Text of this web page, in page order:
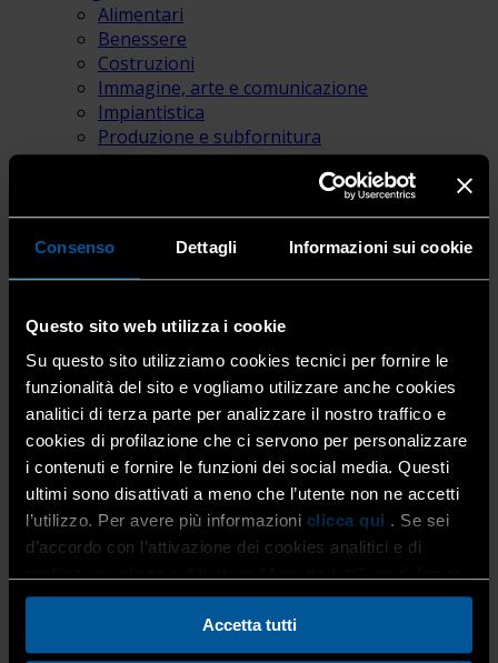
Consenso Dettagli Informazioni sui cookie
Questo sito web utilizza i cookie
Su questo sito utilizziamo cookies tecnici per fornire le
funzionalità del sito e vogliamo utilizzare anche cookies
analitici di terza parte per analizzare il nostro traffico e
cookies di profilazione che ci servono per personalizzare
i contenuti e fornire le funzioni dei social media. Questi
ultimi sono disattivati a meno che l’utente non ne accetti
l’utilizzo. Per avere più informazioni clicca qui . Se sei
d’accordo con l’attivazione dei cookies analitici e di
Accetta tutti
Alimentari
Benessere
Costruzioni
Immagine, arte e comunicazione
Impiantistica
Produzione e subfornitura
Servizi
Avvia la tua impresa
Spazio Welcome
Ambiente e sicurezza
Appalti pubblici
Consorzi e reti
Consulenza Assicurativa
Consulenza Lavoro e Sindacale
Consulenza Legale – Privacy Gdpr
Contabilità e gestione d’impresa
Credito e servizi finanziari
Digital Innovation Hub
Energia e gas
Fiscale e tributi
Formazione
Innovazione e Competitività
Internazionalizzazione e Competitività